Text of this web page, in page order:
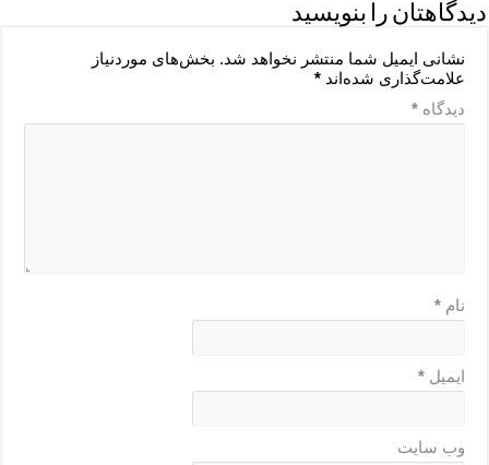
دیدگاهتان را بنویسید
نشانی ایمیل شما منتشر نخواهد شد. بخش‌های موردنیاز
علامت‌گذاری شده‌اند*
دیدگاه*
نام*
ایمیل*
وب‌ سایت